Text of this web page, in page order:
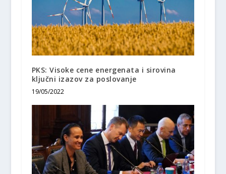
PKS: Visoke cene energenata i sirovina
ključni izazov za poslovanje
19/05/2022